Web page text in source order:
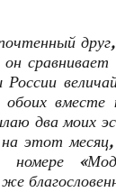
вместе
два моих
этот
номере